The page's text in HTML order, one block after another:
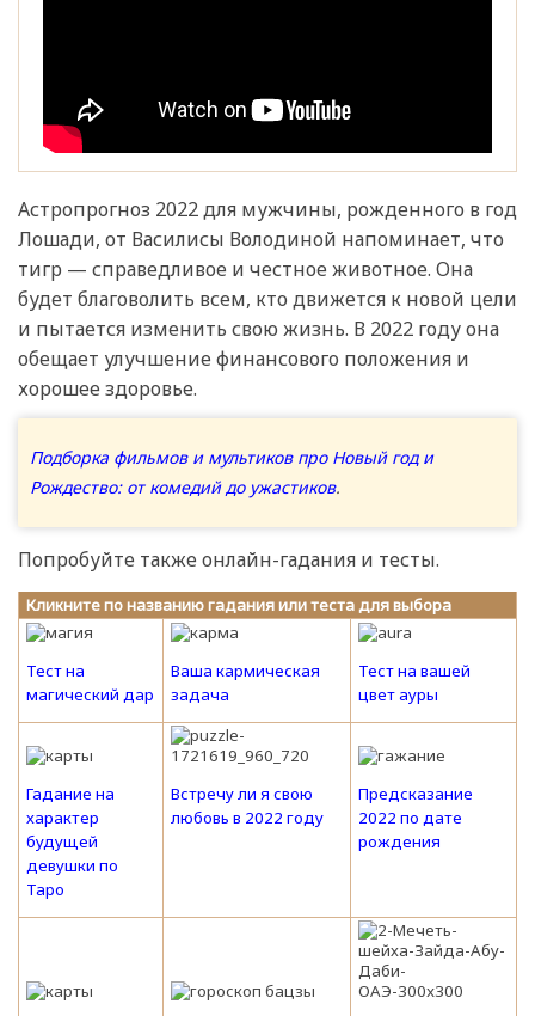
Астропрогноз 2022 для мужчины, рожденного в год
Лошади, от Василисы Володиной напоминает, что
тигр — справедливое и честное животное. Она
будет благоволить всем, кто движется к новой цели
и пытается изменить свою жизнь. В 2022 году она
обещает улучшение финансового положения и
хорошее здоровье.
Подборка фильмов и мультиков про Новый год и
Рождество: от комедий до ужастиков.
Попробуйте также онлайн-гадания и тесты.
Кликните по названию гадания или теста для выбора
Тест на
магический дар
Ваша кармическая
задача
Тест на вашей
цвет ауры
Гадание на
характер
будущей
девушки по
Таро
Встречу ли я свою
любовь в 2022 году
Предсказание
2022 по дате
рождения